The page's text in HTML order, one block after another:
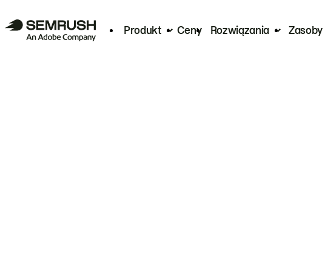
Produkt Ceny Rozwiązania Zasoby